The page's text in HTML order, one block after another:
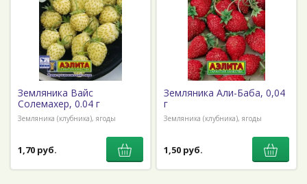
Земляника Вайс
Солемахер, 0.04 г
Земляника (клубника), ягоды
1,70 руб.
Земляника Али-Баба, 0,04
г
Земляника (клубника), ягоды
1,50 руб.